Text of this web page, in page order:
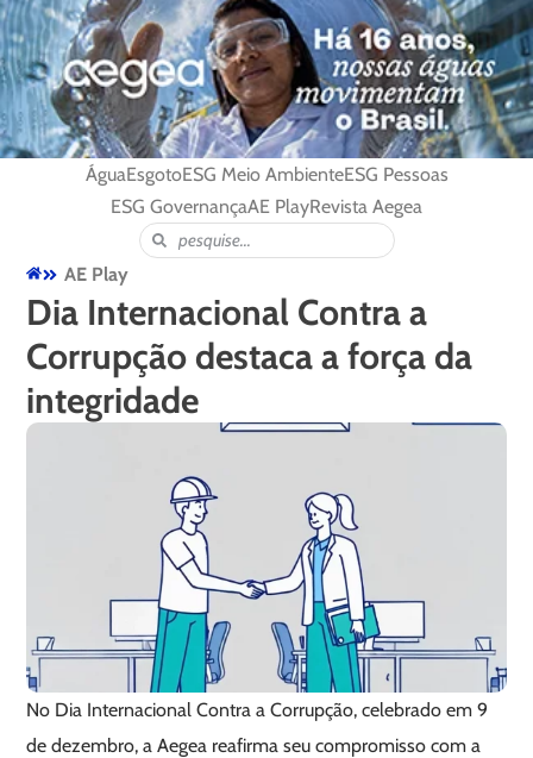
ÁguaEsgotoESG Meio AmbienteESG Pessoas
ESG GovernançaAE PlayRevista Aegea
AE Play
Dia Internacional Contra a
Corrupção destaca a força da
integridade
No Dia Internacional Contra a Corrupção, celebrado em 9
de dezembro, a Aegea reafirma seu compromisso com a